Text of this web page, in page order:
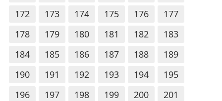
172
173 174 175 176
177
178
179 180 181 182
183
184
185 186 187 188
189
190
191 192 193 194
195
196
197 198 199 200
201